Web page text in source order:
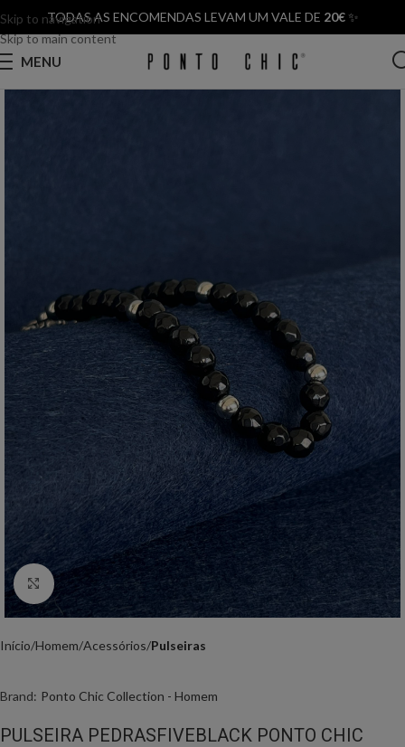
Skip to navigation
Skip to main content
TODAS AS ENCOMENDAS LEVAM UM VALE DE 20€✨
MENU
Click to enlarge
Início Homem Acessórios Pulseiras
Brand: Ponto Chic Collection - Homem
PULSEIRA PEDRASFIVEBLACK PONTO CHIC